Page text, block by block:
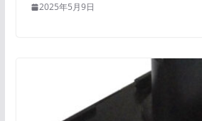
2025年5月9日